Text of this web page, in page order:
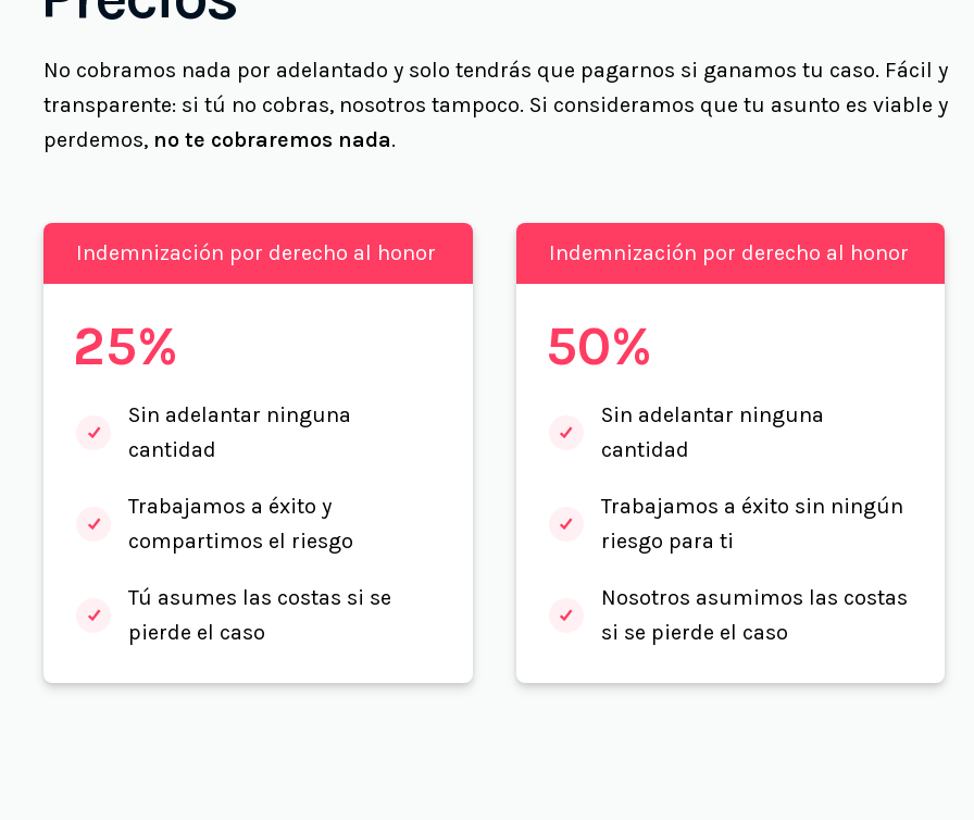
No cobramos nada por adelantado y solo tendrás que pagarnos si ganamos tu caso. Fácil y
transparente: si tú no cobras, nosotros tampoco. Si consideramos que tu asunto es viable y
perdemos, no te cobraremos nada.
Indemnización por derecho al honor
25%
Sin adelantar ninguna
cantidad
Trabajamos a éxito y
compartimos el riesgo
Tú asumes las costas si se
pierde el caso
Indemnización por derecho al honor
50%
Sin adelantar ninguna
cantidad
Trabajamos a éxito sin ningún
riesgo para ti
Nosotros asumimos las costas
si se pierde el caso